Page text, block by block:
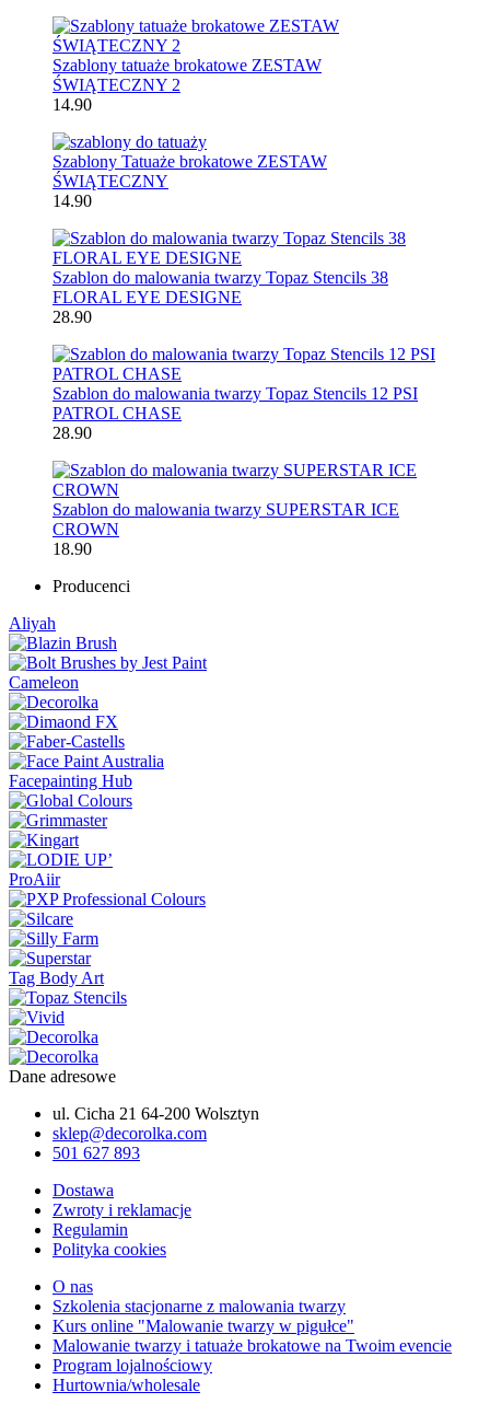
Szablony tatuaże brokatowe ZESTAW
ŚWIĄTECZNY 2
14.90
Szablony Tatuaże brokatowe ZESTAW
ŚWIĄTECZNY
14.90
Szablon do malowania twarzy Topaz Stencils 38
FLORAL EYE DESIGNE
28.90
Szablon do malowania twarzy Topaz Stencils 12 PSI
PATROL CHASE
28.90
Szablon do malowania twarzy SUPERSTAR ICE
CROWN
18.90
Producenci
Aliyah
Cameleon
Facepainting Hub
ProAiir
Tag Body Art
Dane adresowe
ul. Cicha 21 64-200 Wolsztyn
sklep@decorolka.com
501 627 893
Dostawa
Zwroty i reklamacje
Regulamin
Polityka cookies
O nas
Szkolenia stacjonarne z malowania twarzy
Kurs online "Malowanie twarzy w pigułce"
Malowanie twarzy i tatuaże brokatowe na Twoim evencie
Program lojalnościowy
Hurtownia/wholesale